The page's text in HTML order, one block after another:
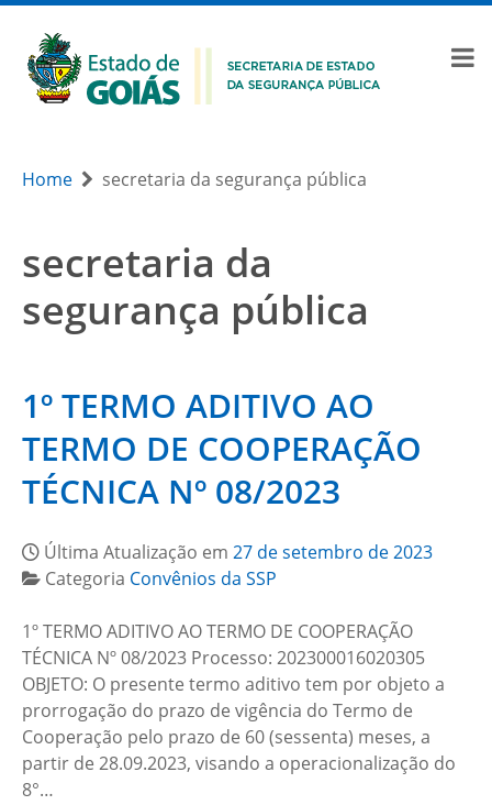
Home secretaria da segurança pública
secretaria da
segurança pública
1º TERMO ADITIVO AO
TERMO DE COOPERAÇÃO
TÉCNICA Nº 08/2023
Última Atualização em 27 de setembro de 2023
Categoria Convênios da SSP
1º TERMO ADITIVO AO TERMO DE COOPERAÇÃO
TÉCNICA Nº 08/2023 Processo: 202300016020305
OBJETO: O presente termo aditivo tem por objeto a
prorrogação do prazo de vigência do Termo de
Cooperação pelo prazo de 60 (sessenta) meses, a
partir de 28.09.2023, visando a operacionalização do
8°…